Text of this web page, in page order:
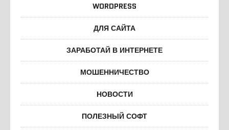
WORDPRESS
ДЛЯ САЙТА
ЗАРАБОТАЙ В ИНТЕРНЕТЕ
МОШЕННИЧЕСТВО
НОВОСТИ
ПОЛЕЗНЫЙ СОФТ